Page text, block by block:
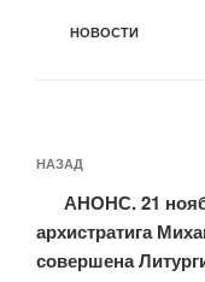
РУБРИКИ
НОВОСТИ
по
записям
Предыдущая
запись:
НАЗАД
АНОНС. 21
архистратига
совершена